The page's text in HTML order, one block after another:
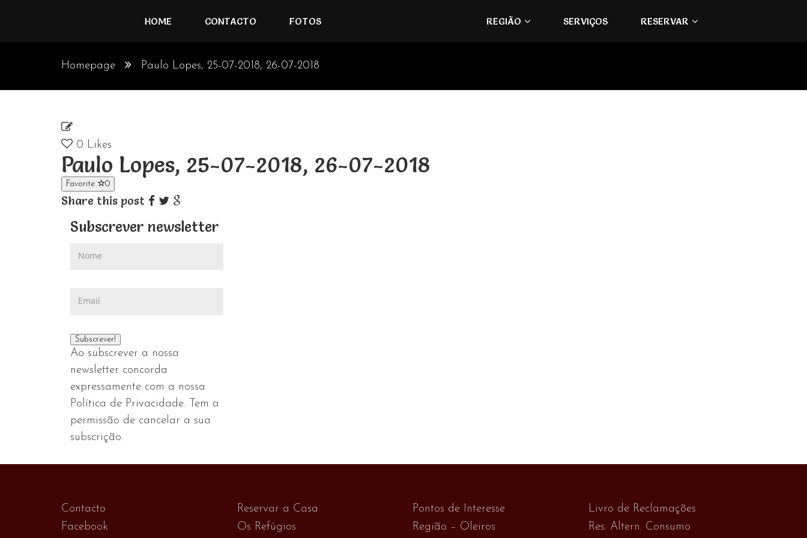
HOME CONTACTO FOTOS REGIÃO SERVIÇOS RESERVAR
Homepage Paulo Lopes, 25-07-2018, 26-07-2018
0 Likes
Paulo Lopes, 25-07-2018, 26-07-2018
Favorite 0
Share this post
Subscrever newsletter
Ao subscrever a nossa
newsletter concorda
expressamente com a nossa
Política de Privacidade. Tem a
permissão de cancelar a sua
subscrição.
Contacto
Facebook
Reservar a Casa
Os Refúgios
Pontos de Interesse
Região – Oleiros
Livro de Reclamações
Res. Altern. Consumo